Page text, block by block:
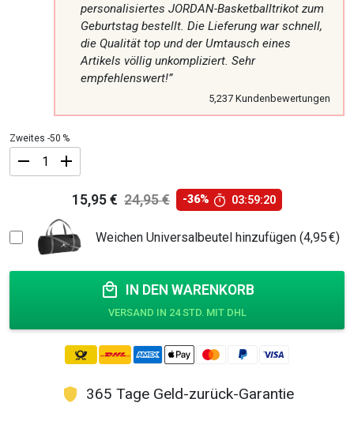
personalisiertes JORDAN-Basketballtrikot zum
Geburtstag bestellt. Die Lieferung war schnell,
die Qualität top und der Umtausch eines
Artikels völlig unkompliziert. Sehr
empfehlenswert!”
5,237 Kundenbewertungen
Weichen Universalbeutel hinzufügen (4,95 €)
Zweites -50 %
24,95€
Ursprünglicher
Preis
24,95 €
15,95€
Aktueller
Preis
15,95 €.
-36% 03:59:20
IN DEN WARENKORB
365 Tage Geld-zurück-Garantie